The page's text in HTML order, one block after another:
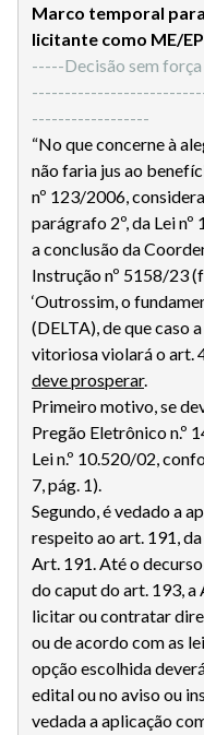
Marco temporal
licitante como ME/
-----Decisão sem
------------------
“No que concerne à
não faria jus ao
nº 123/2006,
parágrafo 2º, da Lei
a conclusão da
Instrução nº 5158/23
‘Outrossim, o
(DELTA), de que caso
vitoriosa violará o art.
deve prosperar.
Primeiro motivo, se
Pregão Eletrônico n.º
Lei n.º 10.520/02,
7, pág. 1).
Segundo, é vedado a
respeito ao art. 191,
Art. 191. Até o
do caput do art. 193,
licitar ou contratar
ou de acordo com as
opção escolhida
edital ou no aviso ou
vedada a aplicação